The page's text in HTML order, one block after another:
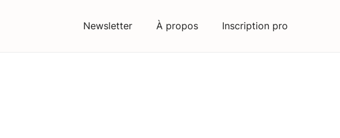
Newsletter À propos Inscription pro